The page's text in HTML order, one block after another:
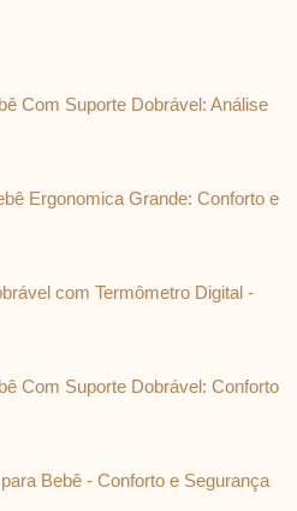
Com Suporte Dobrável: Análise
Ergonomica Grande: Conforto e
com Termômetro Digital -
Com Suporte Dobrável: Conforto
Bebê - Conforto e Segurança